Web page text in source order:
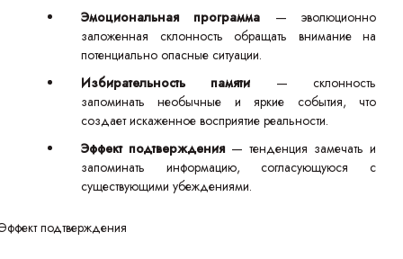
Эмоциональная программа — эволюционно
заложенная склонность обращать внимание на
потенциально опасные ситуации.
Избирательность памяти — склонность
запоминать необычные и яркие события, что
создает искаженное восприятие реальности.
Эффект подтверждения— тенденция замечать и
запоминать информацию, согласующуюся с
существующими убеждениями.